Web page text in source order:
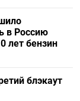
в Россию
лет бензин
блэкаут